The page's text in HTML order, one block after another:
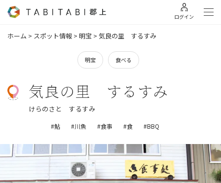
ログイン
ホーム > スポット情報 > 明宝 > 気良の里 するすみ
明宝 食べる
気良の里 するすみ
けらのさと するすみ
#鮎 #川魚 #食事 #食 #BBQ